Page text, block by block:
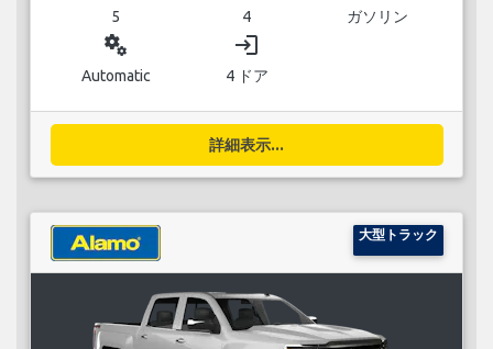
5 4 ガソリン
miscellaneous_services
Automatic
login
4 ドア
詳細表示...
大型トラック